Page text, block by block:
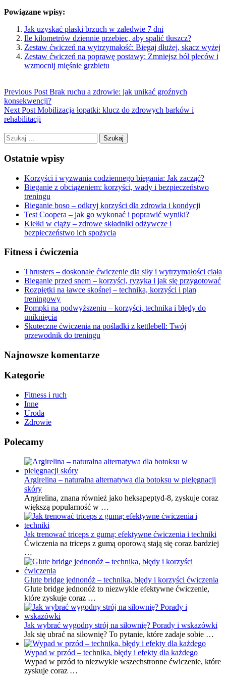
Powiązane wpisy:
Jak uzyskać płaski brzuch w zaledwie 7 dni
Ile kilometrów dziennie przebiec, aby spalić tłuszcz?
Zestaw ćwiczeń na wytrzymałość: Biegaj dłużej, skacz wyżej
Zestaw ćwiczeń na poprawę postawy: Zmniejsz ból pleców i
wzmocnij mięśnie grzbietu
Previous Post Brak ruchu a zdrowie: jak unikać groźnych
konsekwencji?
Next Post Mobilizacja łopatki: klucz do zdrowych barków i
rehabilitacji
Szukaj:
Ostatnie wpisy
Korzyści i wyzwania codziennego biegania: Jak zacząć?
Bieganie z obciążeniem: korzyści, wady i bezpieczeństwo
treningu
Bieganie boso – odkryj korzyści dla zdrowia i kondycji
Test Coopera – jak go wykonać i poprawić wyniki?
Kiełki w ciąży – zdrowe składniki odżywcze i
bezpieczeństwo ich spożycia
Fitness i ćwiczenia
Thrusters – doskonałe ćwiczenie dla siły i wytrzymałości ciała
Bieganie przed snem – korzyści, ryzyka i jak się przygotować
Rozpiętki na ławce skośnej – technika, korzyści i plan
treningowy
Pompki na podwyższeniu – korzyści, technika i błędy do
uniknięcia
Skuteczne ćwiczenia na pośladki z kettlebell: Twój
przewodnik do treningu
Najnowsze komentarze
Kategorie
Fitness i ruch
Inne
Uroda
Zdrowie
Polecamy
Argirelina – naturalna alternatywa dla botoksu w pielęgnacji
skóry
Argirelina, znana również jako heksapeptyd-8, zyskuje coraz
większą popularność w …
Jak trenować triceps z gumą: efektywne ćwiczenia i techniki
Ćwiczenia na triceps z gumą oporową stają się coraz bardziej
…
Glute bridge jednonóż – technika, błędy i korzyści ćwiczenia
Glute bridge jednonóż to niezwykle efektywne ćwiczenie,
które zyskuje coraz …
Jak wybrać wygodny strój na siłownię? Porady i wskazówki
Jak się ubrać na siłownię? To pytanie, które zadaje sobie …
Wypad w przód – technika, błędy i efekty dla każdego
Wypad w przód to niezwykle wszechstronne ćwiczenie, które
zyskuje coraz …